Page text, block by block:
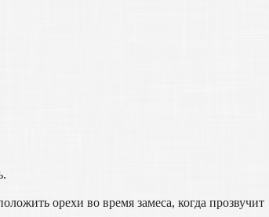
орехи во время замеса, когда прозвучит